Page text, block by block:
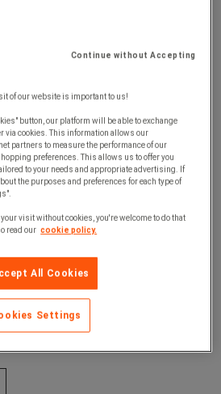
:
Continue without Accepting
of our website is important to us!
button, our platform will be able to exchange
via cookies. This information allows our
partners to measure the performance of our
preferences. This allows us to offer you
to your needs and appropriate advertising. If
the purposes and preferences for each type of
visit without cookies, you're welcome to do that
read our cookie policy.
All Cookies
Settings